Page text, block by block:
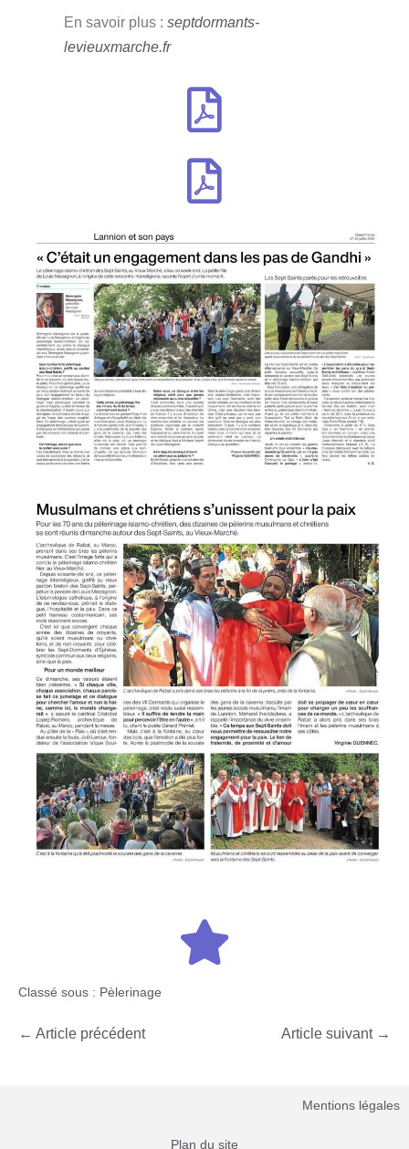
En savoir plus : septdormants-
levieuxmarche.fr
Classé sous : Pèlerinage
← Article précédent Article suivant →
Mentions légales
Plan du site